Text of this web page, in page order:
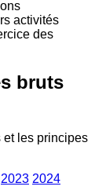
activités
des
bruts
et les principes
2023 2024